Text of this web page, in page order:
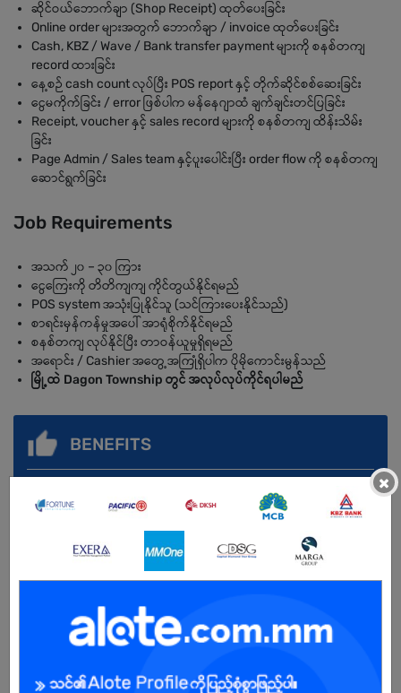
ဆိုင်ဝယ်ဘောက်ချာ (Shop Receipt) ထုတ်ပေးခြင်း
Online order များအတွက် ဘောက်ချာ / invoice ထုတ်ပေးခြင်း
Cash, KBZ / Wave / Bank transfer payment များကို စနစ်တကျ
record ထားခြင်း
နေ့စဉ် cash count လုပ်ပြီး POS report နှင့် တိုက်ဆိုင်စစ်ဆေးခြင်း
ငွေမကိုက်ခြင်း / error ဖြစ်ပါက မန်နေဂျာထံ ချက်ချင်းတင်ပြခြင်း
Receipt, voucher နှင့် sales record များကို စနစ်တကျ ထိန်းသိမ်း
ခြင်း
Page Admin / Sales team နှင့်ပူးပေါင်းပြီး order flow ကို စနစ်တကျ
ဆောင်ရွက်ခြင်း
Job Requirements
အသက် ၂၀ – ၃၀ ကြား
ငွေကြေးကို တိတိကျကျ ကိုင်တွယ်နိုင်ရမည်
POS system အသုံးပြုနိုင်သူ (သင်ကြားပေးနိုင်သည်)
စာရင်းမှန်ကန်မှုအပေါ် အာရုံစိုက်နိုင်ရမည်
စနစ်တကျ လုပ်နိုင်ပြီး တာဝန်ယူမှုရှိရမည်
အရောင်း / Cashier အတွေ့အကြုံရှိပါက ပိုမိုကောင်းမွန်သည်
မြို့ထဲ Dagon Township တွင် အလုပ်လုပ်ကိုင်ရပါမည်
BENEFITS
×